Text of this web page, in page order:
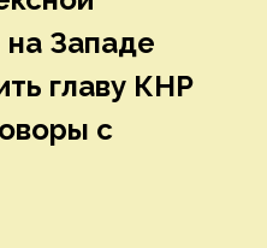
на Западе
главу КНР
с